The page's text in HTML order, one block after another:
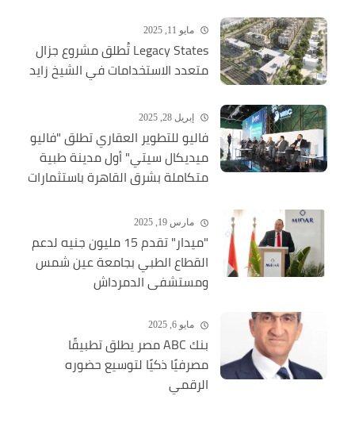
مايو 11, 2025
Legacy States تُطلق مشروع جزال
متعدد الاستخدامات في الشيخ زايد
إبريل 28, 2025
فاليو للتطوير العقاري تطلق "فاليو
ميديكال سيتي" أول مدينة طبية
متكاملة بشرق القاهرة باستثمارات
مارس 19, 2025
"ميدار" تقدم 15 مليون جنيه لدعم
القطاع الطبي بجامعة عين شمس
ومستشفى الدمرداش
مايو 6, 2025
بنك ABC مصر يطلق تطبيقًا
مصرفيًا ذكيًا لتوسيع حضوره
الرقمي